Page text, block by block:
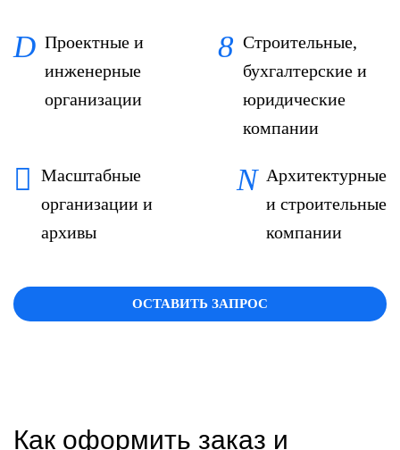
Проектные и
инженерные
организации
Строительные,
бухгалтерские и
юридические
компании
Масштабные
организации и
архивы
Архитектурные
и строительные
компании
ОСТАВИТЬ ЗАПРОС
Как оформить заказ и